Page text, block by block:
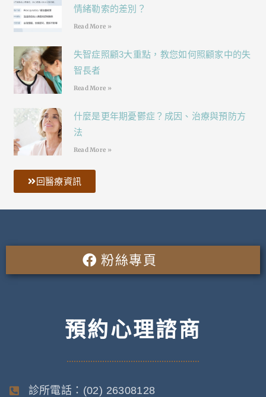
情緒勒索的差別？
Read More »
失智症照顧3大重點，教您如何照顧家中的失
智長者
Read More »
什麼是更年期憂鬱症？成因、治療與預防方
法
Read More »
回醫療資訊
粉絲專頁
預約心理諮商
診所電話：(02) 26308128